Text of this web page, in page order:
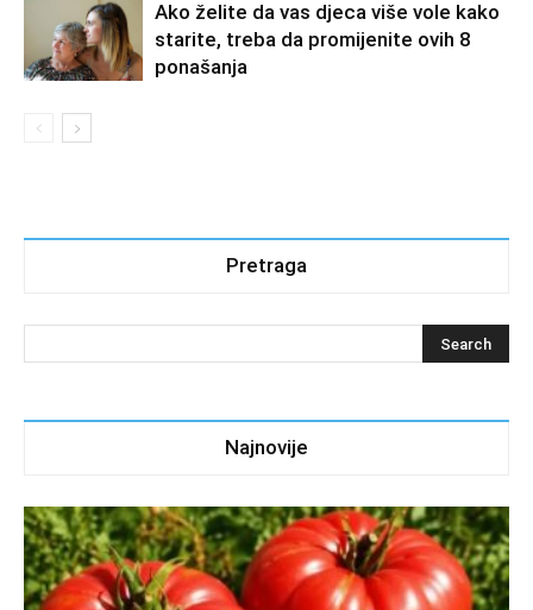
Ako želite da vas djeca više vole kako
starite, treba da promijenite ovih 8
ponašanja
Pretraga
Najnovije